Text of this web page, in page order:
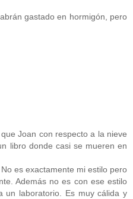
gastado en hormigón, pero
Joan con respecto a la nieve
libro donde casi se mueren en
es exactamente mi estilo pero
Además no es con ese estilo
un laboratorio. Es muy cálida y